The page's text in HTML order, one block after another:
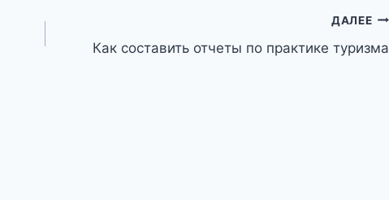
ДАЛЕЕ
Как составить отчеты по практике туризма